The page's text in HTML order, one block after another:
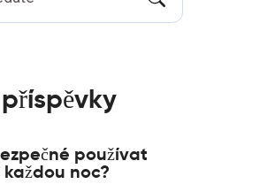
používat
každou noc?